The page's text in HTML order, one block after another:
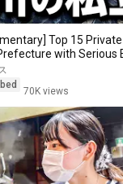
Top 15
with Serious
70K views